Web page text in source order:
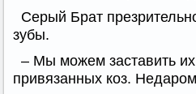
Серый Брат
зубы.
– Мы можем заставить их
привязанных коз.